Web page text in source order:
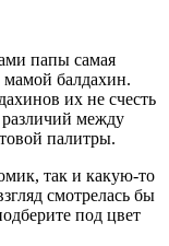
папы самая
балдахин.
их не счесть
между
палитры.
так и какую-то
смотрелась бы
под цвет